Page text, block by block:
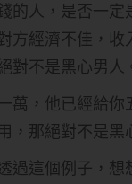
的人，是否一定
方經濟不佳，收
對不是黑心男人
萬，他已經給你
，那絕對不是黑
過這個例子，想